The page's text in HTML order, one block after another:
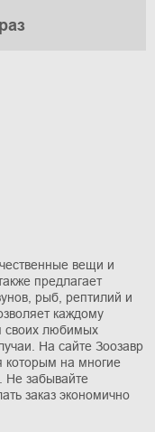
вещи и
предлагает
рыб, рептилий и
каждому
своих любимых
На сайте Зоозавр
которым на многие
Не забывайте
заказ экономично